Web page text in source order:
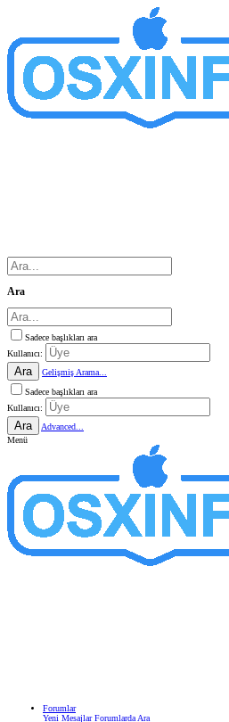
Ara
Sadece başlıkları ara
Kullanıcı:
Ara
Gelişmiş Arama...
Sadece başlıkları ara
Kullanıcı:
Ara
Advanced...
Menü
Forumlar
Yeni Mesajlar Forumlarda Ara